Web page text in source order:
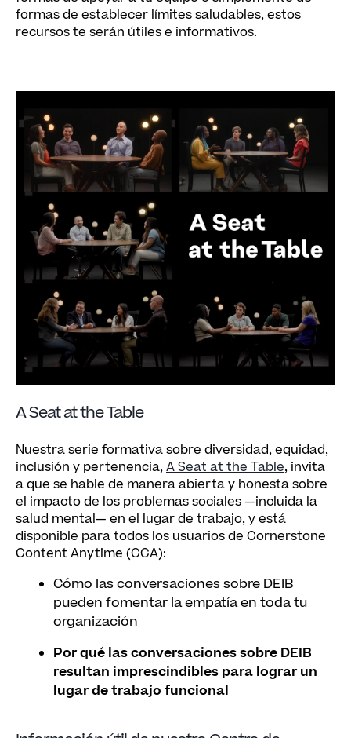
formas de establecer límites saludables, estos
recursos te serán útiles e informativos.
A Seat at the Table
Nuestra serie formativa sobre diversidad, equidad,
inclusión y pertenencia,A Seat at the Table, invita
a que se hable de manera abierta y honesta sobre
el impacto de los problemas sociales —incluida la
salud mental— en el lugar de trabajo, y está
disponible para todos los usuarios de Cornerstone
Content Anytime (CCA):
Cómo las conversaciones sobre DEIB
pueden fomentar la empatía en toda tu
organización
Por qué las conversaciones sobre DEIB
resultan imprescindibles para lograr un
lugar de trabajo funcional